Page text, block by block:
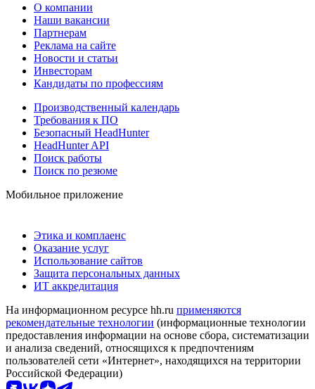
О компании
Наши вакансии
Партнерам
Реклама на сайте
Новости и статьи
Инвесторам
Кандидаты по профессиям
Производственный календарь
Требования к ПО
Безопасный HeadHunter
HeadHunter API
Поиск работы
Поиск по резюме
Мобильное приложение
Этика и комплаенс
Оказание услуг
Использование сайтов
Защита персональных данных
ИТ аккредитация
На информационном ресурсе hh.ru применяются
рекомендательные технологии (информационные технологии
предоставления информации на основе сбора, систематизации
и анализа сведений, относящихся к предпочтениям
пользователей сети «Интернет», находящихся на территории
Российской Федерации)